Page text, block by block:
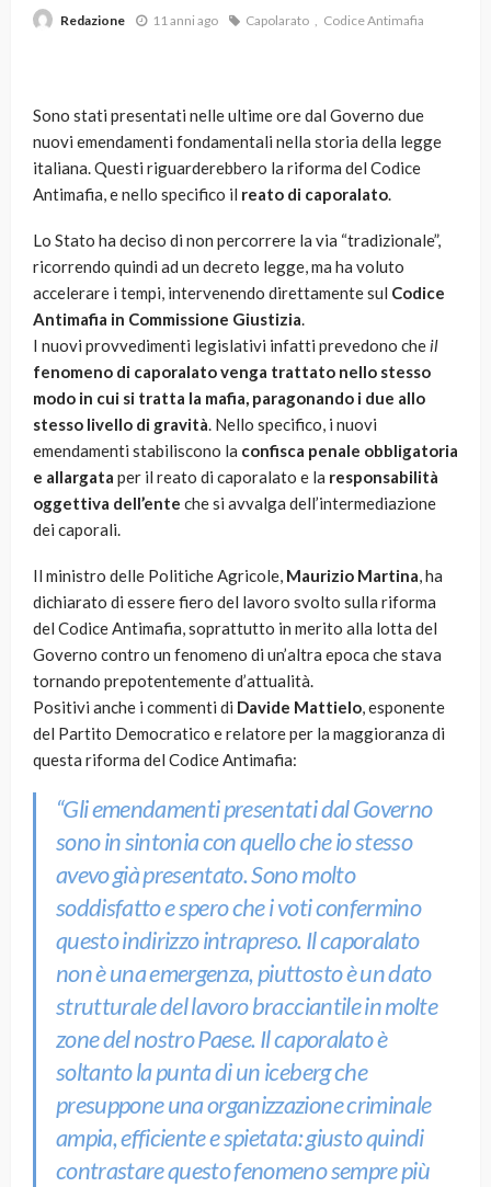
Redazione 11 anni ago Capolarato Codice Antimafia
Sono stati presentati nelle ultime ore dal Governo due
nuovi emendamenti fondamentali nella storia della legge
italiana. Questi riguarderebbero la riforma del Codice
Antimafia, e nello specifico il reato di caporalato.
Lo Stato ha deciso di non percorrere la via “tradizionale”,
ricorrendo quindi ad un decreto legge, ma ha voluto
accelerare i tempi, intervenendo direttamente sul Codice
Antimafia in Commissione Giustizia.
I nuovi provvedimenti legislativi infatti prevedono cheil
fenomeno di caporalato venga trattato nello stesso
modo in cui si tratta la mafia, paragonando i due allo
stesso livello di gravità. Nello specifico, i nuovi
emendamenti stabiliscono la confisca penale obbligatoria
e allargata per il reato di caporalato e la responsabilità
oggettiva dell’ente che si avvalga dell’intermediazione
dei caporali.
Il ministro delle Politiche Agricole, Maurizio Martina, ha
dichiarato di essere fiero del lavoro svolto sulla riforma
del Codice Antimafia, soprattutto in merito alla lotta del
Governo contro un fenomeno di un’altra epoca che stava
tornando prepotentemente d’attualità.
Positivi anche i commenti di Davide Mattielo, esponente
del Partito Democratico e relatore per la maggioranza di
questa riforma del Codice Antimafia:
“Gli emendamenti presentati dal Governo
sono in sintonia con quello che io stesso
avevo già presentato. Sono molto
soddisfatto e spero che i voti confermino
questo indirizzo intrapreso. Il caporalato
non è una emergenza, piuttosto è un dato
strutturale del lavoro bracciantile in molte
zone del nostro Paese. Il caporalato è
soltanto la punta di un iceberg che
presuppone una organizzazione criminale
ampia, efficiente e spietata: giusto quindi
contrastare questo fenomeno sempre più